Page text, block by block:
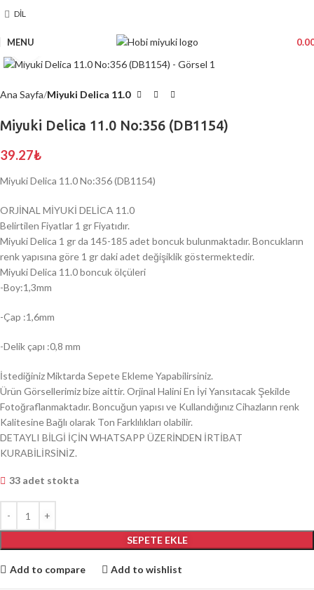
DIL
MENU
Ana Sayfa Miyuki Delica 11.0
Miyuki Delica 11.0 No:356 (DB1154)
39.27₺
Miyuki Delica 11.0 No:356 (DB1154)
ORJİNAL MİYUKİ DELİCA 11.0
Belirtilen Fiyatlar 1 gr Fiyatıdır.
Miyuki Delica 1 gr da 145-185 adet boncuk bulunmaktadır. Boncukların
renk yapısına göre 1 gr daki adet değişiklik göstermektedir.
Miyuki Delica 11.0 boncuk ölçüleri
-Boy:1,3mm
-Çap :1,6mm
-Delik çapı :0,8 mm
İstediğiniz Miktarda Sepete Ekleme Yapabilirsiniz.
Ürün Görsellerimiz bize aittir. Orjinal Halini En İyi Yansıtacak Şekilde
Fotoğraflanmaktadır. Boncuğun yapısı ve Kullandığınız Cihazların renk
Kalitesine Bağlı olarak Ton Farklılıkları olabilir.
DETAYLI BİLGİ İÇİN WHATSAPP ÜZERİNDEN İRTİBAT
KURABİLİRSİNİZ.
33 adet stokta
SEPETE EKLE
Add to compare Add to wishlist